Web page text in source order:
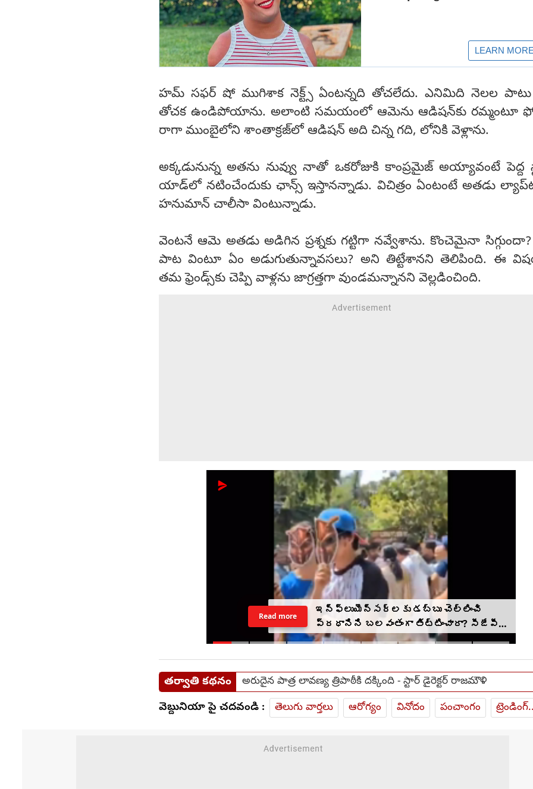
హమ్‌ సఫర్‌ షో ముగిశాక నెక్ట్స్ ఏంటన్నది తోచలేదు. ఎనిమిది నెలల పాటు
తోచక ఉండిపోయాను. అలాంటి సమయంలో ఆమెను ఆడిషన్‌కు రమ్మంటూ
రాగా ముంబైలోని శాంతాక్రజ్‌లో ఆడిషన్‌ అది చిన్న గది, లోనికి వెళ్లాను.
అక్కడునున్న అతను నువ్వు నాతో ఒకరోజుకి కాంప్రమైజ్‌ అయ్యావంటే పెద్ద
యాడ్‌లో నటించేందుకు ఛాన్స్‌ ఇస్తానన్నాడు. విచిత్రం ఏంటంటే అతడు
హనుమాన్‌ చాలీసా వింటున్నాడు.
వెంటనే ఆమె అతడు అడిగిన ప్రశ్నకు గట్టిగా నవ్వేశాను. కొంచెమైనా
పాట వింటూ ఏం అడుగుతున్నావసలు? అని తిట్టేశానని తెలిపింది. ఈ
తమ ఫ్రెండ్స్‌కు చెప్పి వాళ్లను జాగ్రత్తగా వుండమన్నానని వెల్లడించింది.
ఇన్‌ఫ్లుయెన్సర్‌లకు డబ్బు చెల్లించి
ప్రధానిని బలవంతంగా తిట్టించారా? సీజేపీ
మెడకు ఉచ్చు బిగుస్తుందా?
Read more
తర్వాతి కథనం అరుదైన పాత్ర లావణ్య త్రిపాఠీకి ద‌క్కింది - స్టార్ డైరెక్టర్ రాజమౌళి
వెబ్దునియా పై చదవండి : తెలుగు వార్తలు ఆరోగ్యం వినోదం పంచాంగం ట్రెండింగ్..